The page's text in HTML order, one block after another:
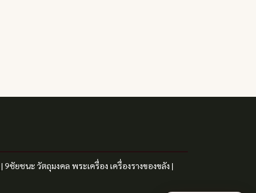
| 9ชัยชนะ วัตถุมงคล พระเครื่อง เครื่องรางของขลัง |